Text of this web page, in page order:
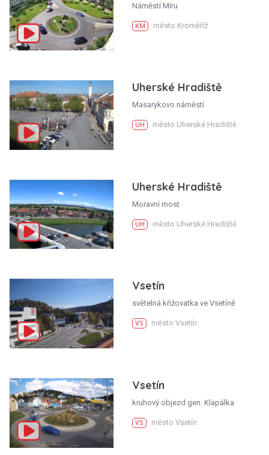
Náměstí Míru
KM město Kroměříž
Uherské Hradiště
Masarykovo náměstí
UH město Uherské Hradiště
Uherské Hradiště
Moravní most
UH město Uherské Hradiště
Vsetín
světelná křižovatka ve Vsetíně
VS město Vsetín
Vsetín
kruhový objezd gen. Klapálka
VS město Vsetín